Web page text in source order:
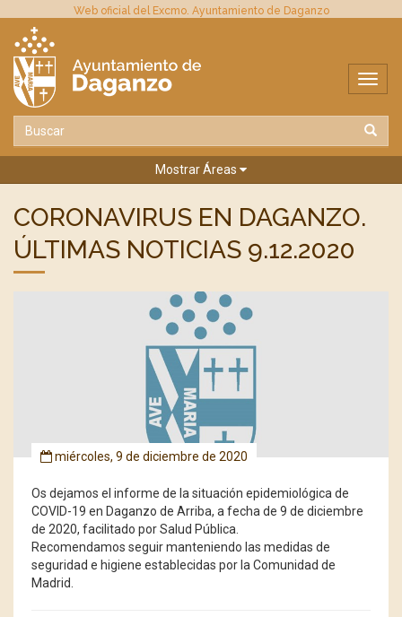
Web oficial del Excmo. Ayuntamiento de Daganzo
Mostrar Áreas
CORONAVIRUS EN DAGANZO.
ÚLTIMAS NOTICIAS 9.12.2020
miércoles, 9 de diciembre de 2020
Os dejamos el informe de la situación epidemiológica de
COVID-19 en Daganzo de Arriba, a fecha de 9 de diciembre
de 2020, facilitado por Salud Pública.
Recomendamos seguir manteniendo las medidas de
seguridad e higiene establecidas por la Comunidad de
Madrid.